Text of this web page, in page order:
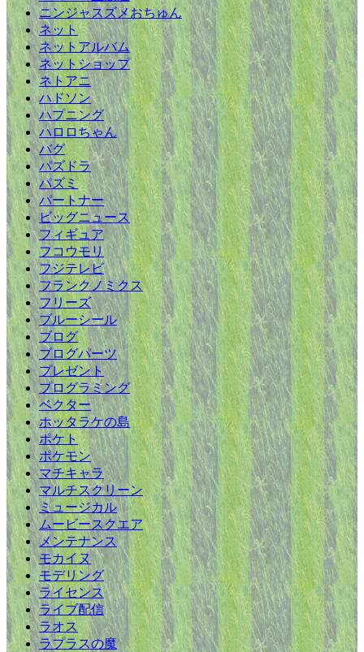
ニンジャスズメおちゅん
ネット
ネットアルバム
ネットショップ
ネトアニ
ハドソン
ハプニング
ハロロちゃん
バグ
パズドラ
パズミ
パートナー
ビッグニュース
フィギュア
フコウモリ
フジテレビ
フランクノミクス
フリーズ
ブルーシール
ブログ
ブログパーツ
プレゼント
プログラミング
ベクター
ホッタラケの島
ポケト
ポケモン
マチキャラ
マルチスクリーン
ミュージカル
ムービースクエア
メンテナンス
モカイヌ
モデリング
ライセンス
ライブ配信
ラオス
ラプラスの魔